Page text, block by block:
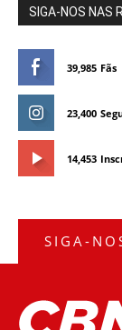
SIGA-NOS NAS
39,985 Fãs
23,400
14,453
SIGA-